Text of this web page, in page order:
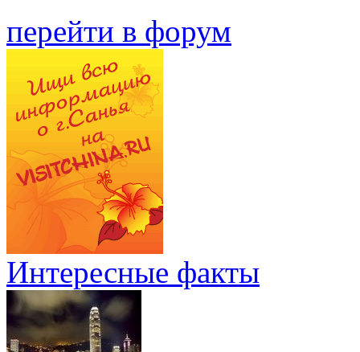
перейти в форум
Интересные факты